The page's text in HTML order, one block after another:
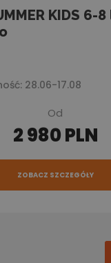
KIDS 6-
28.06-17.08
Od
2 980 PLN
ZOBACZ SZCZEGÓŁY